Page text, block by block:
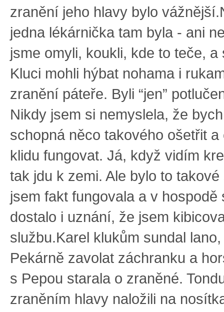
zranění jeho hlavy bylo
jedna lékárnička tam byla - ani
jsme omyli, koukli, kde to teče, a
Kluci mohli hýbat nohama i
zranění páteře. Byli “jen”
Nikdy jsem si nemyslela, že
schopná něco takového ošetřit a
klidu fungovat. Já, když vidím
tak jdu k zemi. Ale bylo to
jsem fakt fungovala a v hospodě
dostalo i uznání, že jsem
službu.Karel klukům sundal
Pekárně zavolat záchranku a
s Pepou starala o zraněné.
zraněním hlavy naložili na